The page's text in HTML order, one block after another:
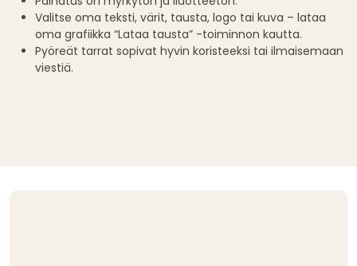
Valitse oma teksti, värit, tausta, logo tai kuva – lataa
oma grafiikka “Lataa tausta” -toiminnon kautta.
Pyöreät tarrat sopivat hyvin koristeeksi tai ilmaisemaan
viestiä.